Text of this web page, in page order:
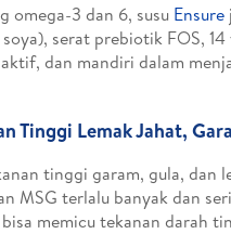
omega-3 dan 6, susu Ensure
serat prebiotik FOS,
dan mandiri dalam
Tinggi Lemak Jahat,
tinggi garam, gula, dan
MSG terlalu banyak dan
memicu tekanan darah